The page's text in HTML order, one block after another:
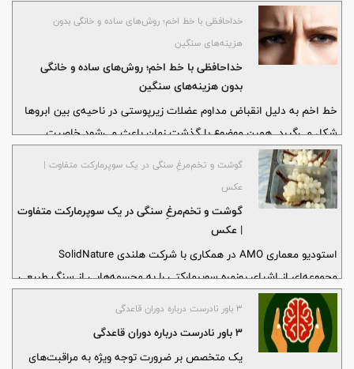
خداحافظی با خط اخم؛ روش‌های ساده و خانگی بدون
هزینه‌های سنگین
خداحافظی با خط اخم؛ روش‌های ساده و خانگی
بدون هزینه‌های سنگین
خط اخم به دلیل انقباض مداوم عضلات زیرپوستی در ناحیه‌ی بین ابروها
شکل می‌گیرد. همین موضوع با گذشت زمان باعث می‌شود خاصیت
کشسانی پوست در این ناحیه کاهش پیدا کند و شیارهای روی صورت
بیشتر به چشم بیایند.
گوشت و تخم‌مرغِ سنگی در یک سوپرمارکت متفاوت |
عکس
گوشت و تخم‌مرغِ سنگی در یک سوپرمارکت متفاوت
| عکس
استودیو معماری AMO در همکاری با شرکت هلندی SolidNature
مجموعه‌ای از اشیای روزمره سوپرمارکتی را به مجسمه‌هایی از سنگ طبیعی
تبدیل کرده است؛ از انگور گرفته تا موزهایی از سنگ اونیکس
۳ باور نادرست درباره دوران قاعدگی
۳ باور نادرست درباره دوران قاعدگی
یک متخصص بر ضرورت توجه ویژه به مراقبت‌های